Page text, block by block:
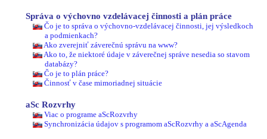
Správa o výchovno vzdelávacej činnosti a plán práce
Čo je to správa o výchovno-vzdelávacej činnosti, jej výsledkoch
a podmienkach?
Ako zverejniť záverečnú správu na www?
Ako to, že niektoré údaje v záverečnej správe nesedia so stavom
databázy?
Čo je to plán práce?
Činnosť v čase mimoriadnej situácie
aSc Rozvrhy
Viac o programe aScRozvrhy
Synchronizácia údajov s programom aScRozvrhy a aScAgenda